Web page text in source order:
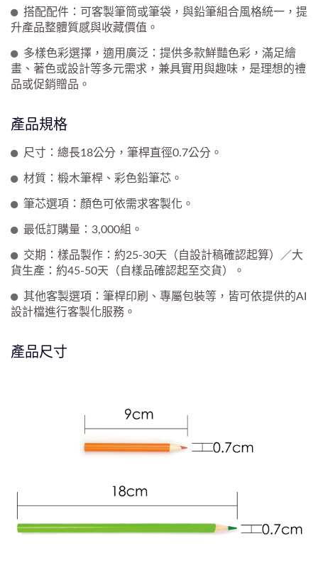
搭配配件：可客製筆筒或筆袋，與鉛筆組合風格統一，提
升產品整體質感與收藏價值。
多樣色彩選擇，適用廣泛：提供多款鮮豔色彩，滿足繪
畫、著色或設計等多元需求，兼具實用與趣味，是理想的禮
品或促銷贈品。
產品規格
尺寸：總長18公分，筆桿直徑0.7公分。
材質：椴木筆桿、彩色鉛筆芯。
筆芯選項：顏色可依需求客製化。
最低訂購量：3,000組。
交期：樣品製作：約25-30天（自設計稿確認起算）／大
貨生產：約45-50天（自樣品確認起至交貨）。
其他客製選項：筆桿印刷、專屬包裝等，皆可依提供的AI
設計檔進行客製化服務。
產品尺寸